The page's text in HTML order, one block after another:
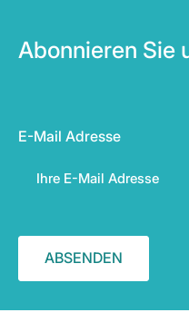
Abonnieren Sie
E-Mail Adresse